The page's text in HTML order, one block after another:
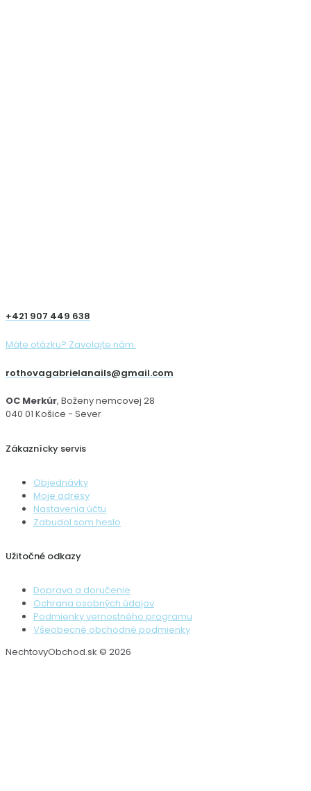
+421 907 449 638
Máte otázku? Zavolajte nám.
rothovagabrielanails@gmail.com
OC Merkúr, Boženy nemcovej 28
040 01 Košice - Sever
Zákaznícky servis
Objednávky
Moje adresy
Nastavenia účtu
Zabudol som heslo
Užitočné odkazy
Doprava a doručenie
Ochrana osobných údajov
Podmienky vernostného programu
Všeobecné obchodné podmienky
NechtovyObchod.sk © 2026